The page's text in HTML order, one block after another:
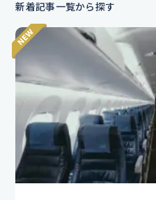
新着記事一覧から探す